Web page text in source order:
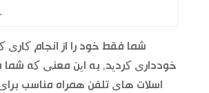
شما فقط خود را از انجام کاری
خودداری کردید, به این معنی که شما
اسلات های تلفن همراه مناسب